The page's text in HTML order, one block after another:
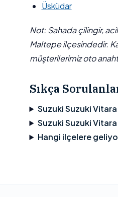
Üsküdar
Not: Sahada çilingir, acil
Maltepe ilçesindedir.
müşterilerimiz oto
Sıkça
Suzuki Suzuki
Suzuki Suzuki
Hangi ilçelere